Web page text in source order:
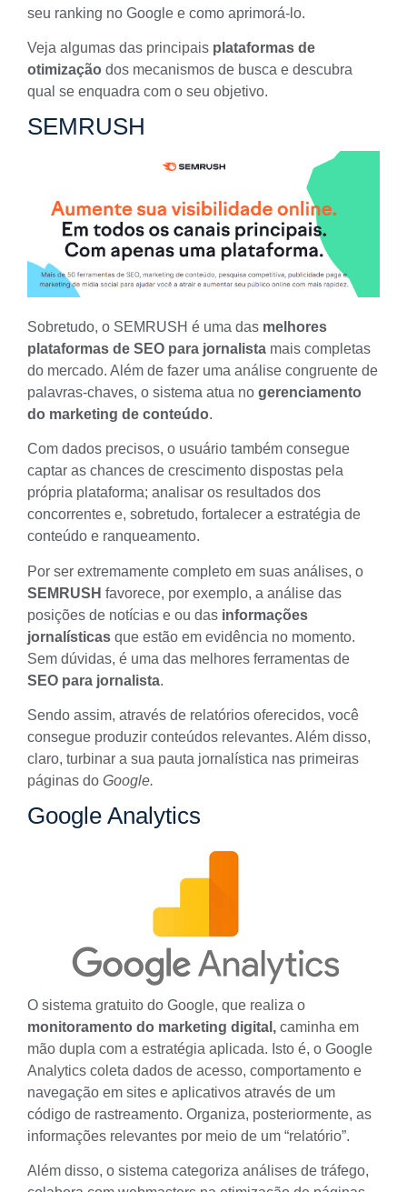
seu ranking no Google e como aprimorá-lo.
Veja algumas das principais plataformas de
otimização dos mecanismos de busca e descubra
qual se enquadra com o seu objetivo.
SEMRUSH
Sobretudo, o SEMRUSH é uma das melhores
plataformas de SEO para jornalista mais completas
do mercado. Além de fazer uma análise congruente de
palavras-chaves, o sistema atua no gerenciamento
do marketing de conteúdo.
Com dados precisos, o usuário também consegue
captar as chances de crescimento dispostas pela
própria plataforma; analisar os resultados dos
concorrentes e, sobretudo, fortalecer a estratégia de
conteúdo e ranqueamento.
Por ser extremamente completo em suas análises, o
SEMRUSH favorece, por exemplo, a análise das
posições de notícias e ou das informações
jornalísticas que estão em evidência no momento.
Sem dúvidas, é uma das melhores ferramentas de
SEO para jornalista.
Sendo assim, através de relatórios oferecidos, você
consegue produzir conteúdos relevantes. Além disso,
claro, turbinar a sua pauta jornalística nas primeiras
páginas do Google.
Google Analytics
O sistema gratuito do Google, que realiza o
monitoramento do marketing digital, caminha em
mão dupla com a estratégia aplicada. Isto é, o Google
Analytics coleta dados de acesso, comportamento e
navegação em sites e aplicativos através de um
código de rastreamento. Organiza, posteriormente, as
informações relevantes por meio de um “relatório”.
Além disso, o sistema categoriza análises de tráfego,